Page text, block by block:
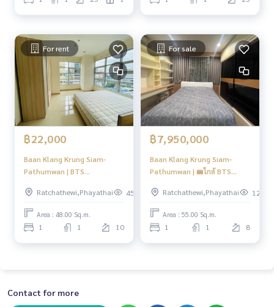
For rent
฿22,000
Baan Klang Krung Siam-
Pathumwan | BTS
อยู่! | #HL
Ratchathewi,Phayathai 455
Area : 48.00 Sq.m.
1 1 10
For sale
฿7,950,000
Baan Klang Krung Siam-
Pathumwan | 🚝ใกล้ BTS
Ratchathewi,Phayathai
123
Area : 55.00 Sq.m.
1 1 8
Contact for more